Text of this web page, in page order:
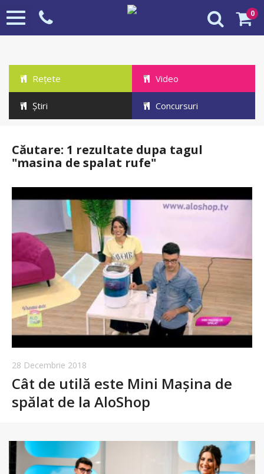
Toggle
navigation
0
Rețete Video
Știri Concursuri
Căutare: 1 rezultate dupa tagul
"masina de spalat rufe"
28 Decembrie 2018
Cât de utilă este Mini Mașina de
spălat de la AloShop